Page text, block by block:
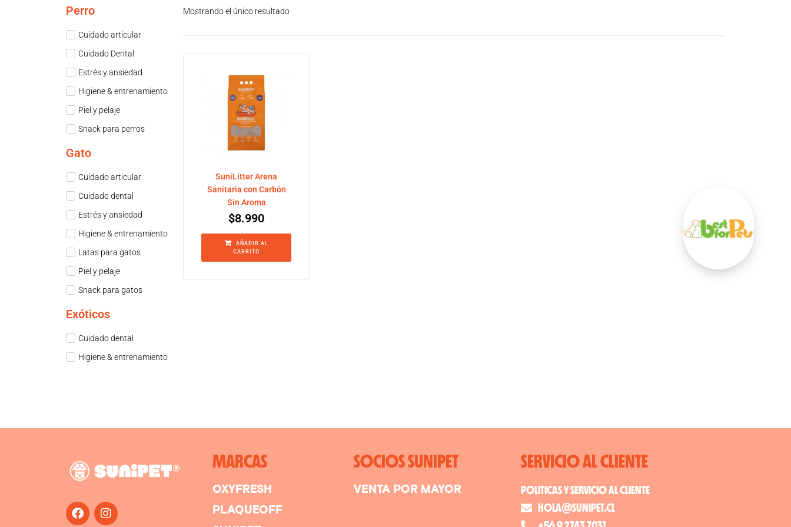
Perro
Cuidado articular
Cuidado Dental
Estrés y ansiedad
Higiene & entrenamiento
Piel y pelaje
Snack para perros
Gato
Cuidado articular
Cuidado dental
Estrés y ansiedad
Higiene & entrenamiento
Latas para gatos
Piel y pelaje
Snack para gatos
Exóticos
Cuidado dental
Higiene & entrenamiento
Mostrando el único resultado
SuniLitter Arena
Sanitaria con Carbón
Sin Aroma
$8.990
AÑADIR AL
CARRITO
MARCAS
OXYFRESH
PLAQUEOFF
SOCIOS SUNIPET
VENTA POR MAYOR
SERVICIO AL CLIENTE
POLITICAS Y SERVICIO AL CLIENTE
HOLA@SUNIPET.CL